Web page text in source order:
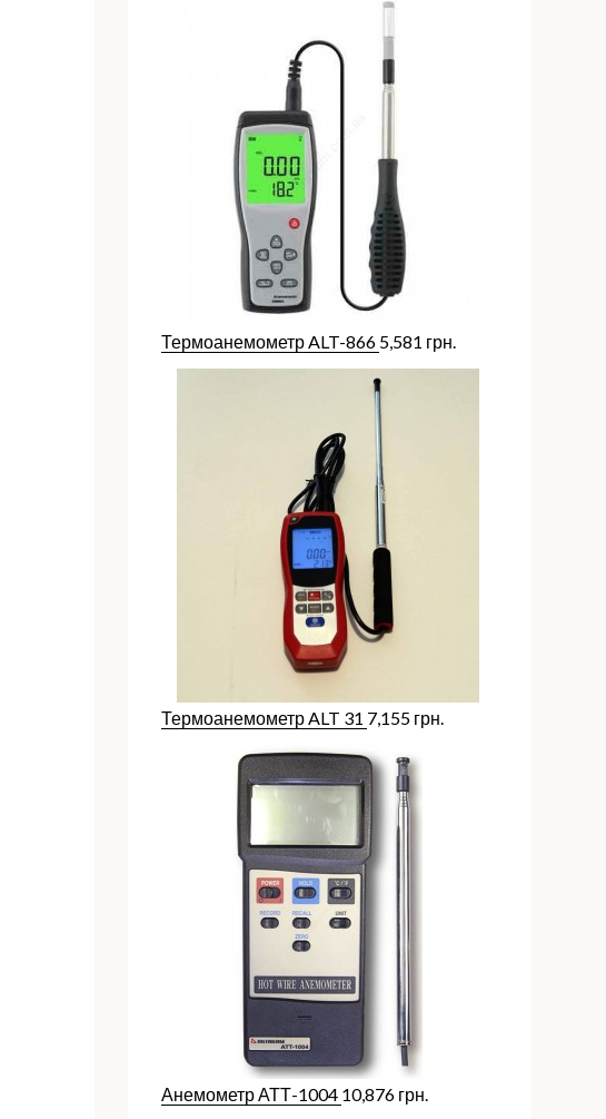
Термоанемометр ALT-866 5,581 грн.
Термоанемометр ALT 31 7,155 грн.
Анемометр АТТ-1004 10,876 грн.